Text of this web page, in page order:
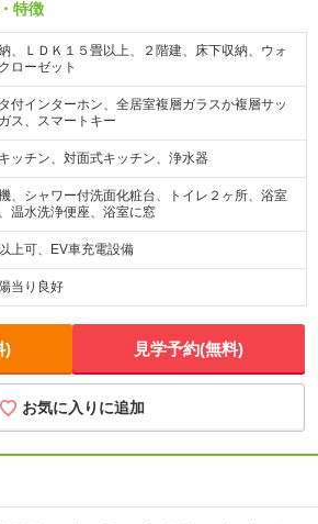
特徴
、ＬＤＫ１５畳以上、２階建、床下収納、ウォ
ローゼット
付インターホン、全居室複層ガラスか複層サッ
ス、スマートキー
ッチン、対面式キッチン、浄水器
、シャワー付洗面化粧台、トイレ２ヶ所、浴室
温水洗浄便座、浴室に窓
上可、EV車充電設備
当り良好
) 見学予約(無料)
お気に入りに追加